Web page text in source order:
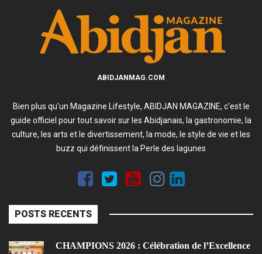
ABIDJANMAG.COM
Bien plus qu'un Magazine Lifestyle, ABIDJAN MAGAZINE, c'est le
guide officiel pour tout savoir sur les Abidjanais, la gastronomie, la
culture, les arts et le divertissement, la mode, le style de vie et les
buzz qui définissent la Perle des lagunes
POSTS RECENTS
CHAMPIONS 2026 : Célébration de l’Excellence